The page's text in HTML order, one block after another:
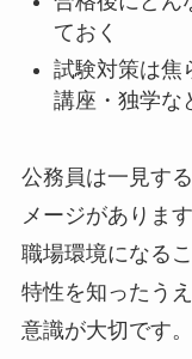
ておく
試験対策は焦
講座・独学な
公務員は一見す
メージがありま
職場環境になる
特性を知ったう
意識が大切です。